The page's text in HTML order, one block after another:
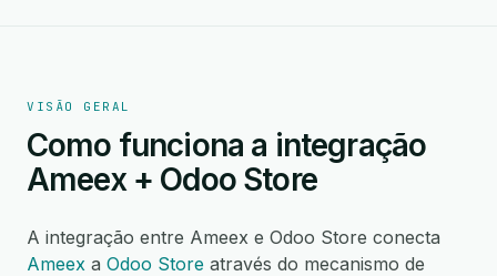
VISÃO GERAL
Como funciona a integração
Ameex + Odoo Store
A integração entre Ameex e Odoo Store conecta
Ameex a Odoo Store através do mecanismo de